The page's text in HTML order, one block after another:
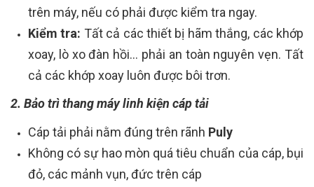
trên máy, nếu có phải được kiểm tra ngay.
Kiểm tra: Tất cả các thiết bị hãm thắng, các khớp
xoay, lò xo đàn hồi… phải an toàn nguyên vẹn. Tất
cả các khớp xoay luôn được bôi trơn.
2. Bảo trì thang máy linh kiện cáp tải
Cáp tải phải nằm đúng trên rãnh Puly
Không có sự hao mòn quá tiêu chuẩn của cáp, bụi
đỏ, các mảnh vụn, đức trên cáp